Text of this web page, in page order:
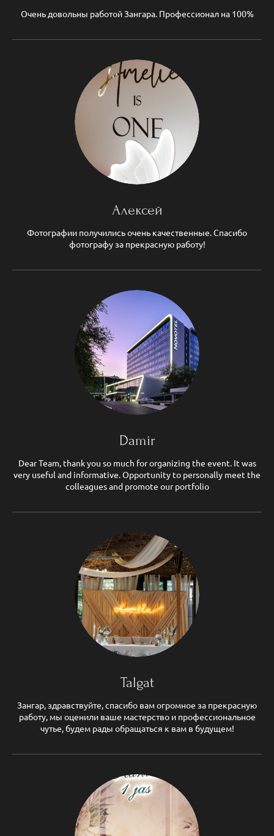
Очень довольны работой Зангара. Профессионал на 100%
Алексей
Фотографии получились очень качественные. Спасибо
фотографу за прекрасную работу!
Damir
Dear Team, thank you so much for organizing the event. It was
very useful and informative. Opportunity to personally meet the
colleagues and promote our portfolio
Talgat
Зангар, здравствуйте, спасибо вам огромное за прекрасную
работу, мы оценили ваше мастерство и профессиональное
чутье, будем рады обращаться к вам в будущем!